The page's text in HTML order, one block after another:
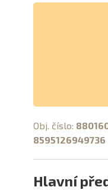
Obj. číslo:
8595126949736
Hlavní